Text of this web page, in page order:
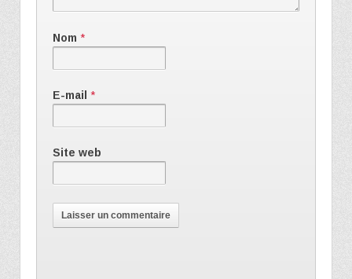
Nom *
E-mail *
Site web